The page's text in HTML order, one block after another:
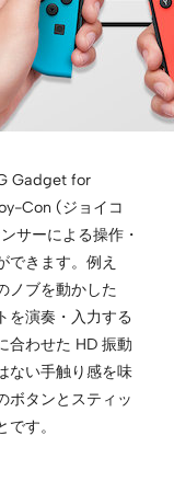
Gadget for
Con (ジョイコ
サーによる操作・
できます。例え
ノブを動かした
を演奏・入力する
合わせた HD 振動
ない手触り感を味
ボタンとスティッ
す。